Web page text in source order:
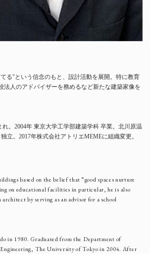
る"という信念のもと、設計活動を展開。特に教育
法人のアドバイザーを務めるなど新たな建築家像を
れ。2004年 東京大学工学部建築学科 卒業。北川原温
立。2017年株式会社アトリエMEMEに組織変更。
based on the belief that “good spaces nurture
on educational facilities in particular, he is also
architect by serving as an advisor for a school
in 1980. Graduated from the Department of
The University of Tokyo in 2004. After